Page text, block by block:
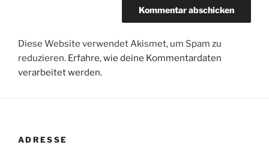
Diese Website verwendet Akismet, um Spam zu
reduzieren. Erfahre, wie deine Kommentardaten
verarbeitet werden.
ADRESSE